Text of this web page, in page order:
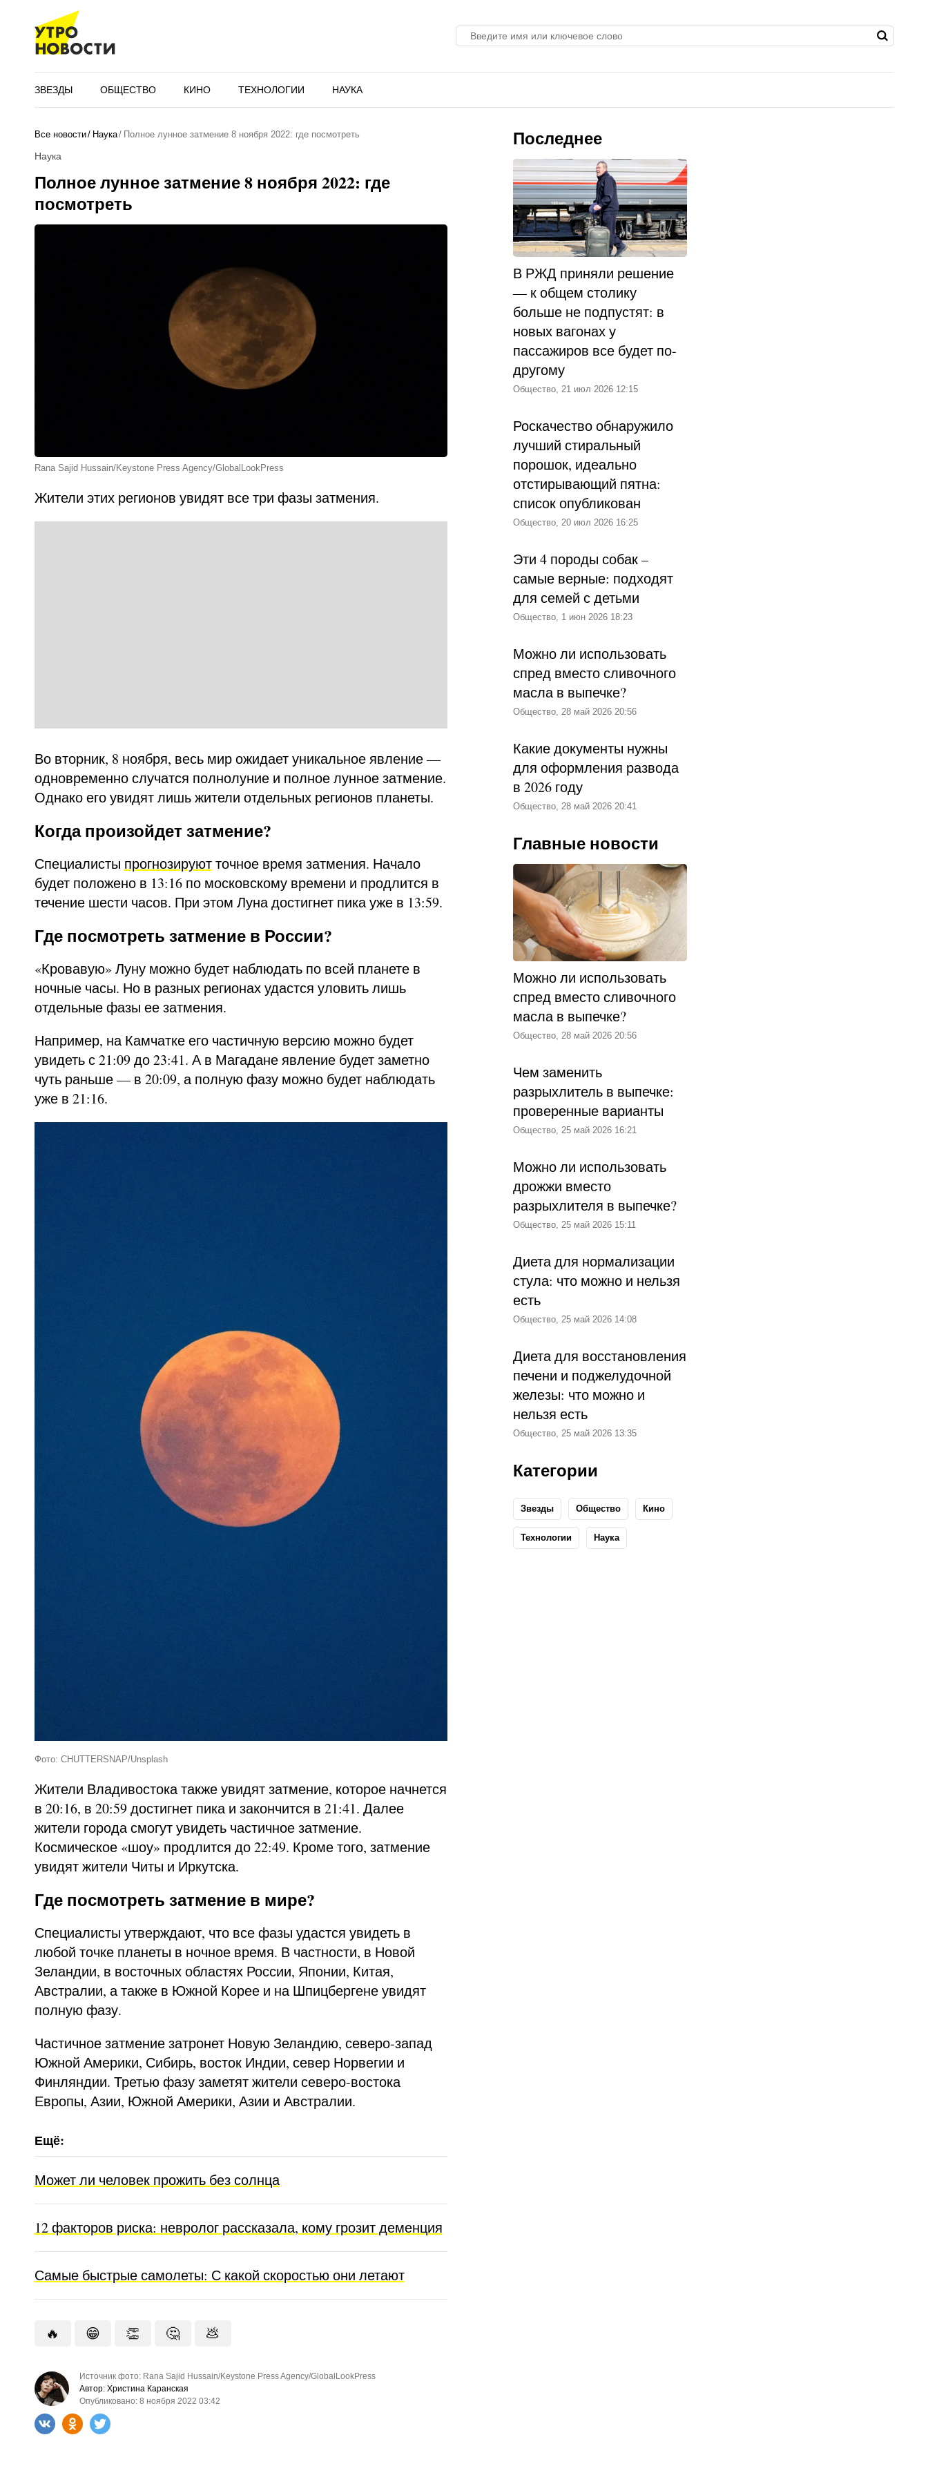
ЗВЕЗДЫ ОБЩЕСТВО КИНО ТЕХНОЛОГИИ НАУКА
Все новости Наука Полное лунное затмение 8 ноября 2022: где посмотреть
Наука
Полное лунное затмение 8 ноября 2022: где
посмотреть
Rana Sajid Hussain/Keystone Press Agency/GlobalLookPress
Жители этих регионов увидят все три фазы затмения.
Во вторник, 8 ноября, весь мир ожидает уникальное явление —
одновременно случатся полнолуние и полное лунное затмение.
Однако его увидят лишь жители отдельных регионов планеты.
Когда произойдет затмение?
Специалисты прогнозируютточное время затмения. Начало
будет положено в 13:16 по московскому времени и продлится в
течение шести часов. При этом Луна достигнет пика уже в 13:59.
Где посмотреть затмение в России?
«Кровавую» Луну можно будет наблюдать по всей планете в
ночные часы. Но в разных регионах удастся уловить лишь
отдельные фазы ее затмения.
Например, на Камчатке его частичную версию можно будет
увидеть с 21:09 до 23:41. А в Магадане явление будет заметно
чуть раньше — в 20:09, а полную фазу можно будет наблюдать
уже в 21:16.
Фото: CHUTTERSNAP/Unsplash
Жители Владивостока также увидят затмение, которое начнется
в 20:16, в 20:59 достигнет пика и закончится в 21:41. Далее
жители города смогут увидеть частичное затмение.
Космическое «шоу» продлится до 22:49. Кроме того, затмение
увидят жители Читы и Иркутска.
Где посмотреть затмение в мире?
Специалисты утверждают, что все фазы удастся увидеть в
любой точке планеты в ночное время. В частности, в Новой
Зеландии, в восточных областях России, Японии, Китая,
Австралии, а также в Южной Корее и на Шпицбергене увидят
полную фазу.
Частичное затмение затронет Новую Зеландию, северо-запад
Южной Америки, Сибирь, восток Индии, север Норвегии и
Финляндии. Третью фазу заметят жители северо-востока
Европы, Азии, Южной Америки, Азии и Австралии.
Может ли человек прожить без солнца
12 факторов риска: невролог рассказала, кому грозит деменция
Самые быстрые самолеты: С какой скоростью они летают
🔥 😁 👏 🤔 💩
Источник фото: Rana Sajid Hussain/Keystone Press Agency/GlobalLookPress
Автор: Христина Каранская
Опубликовано: 8 ноября 2022 03:42
Последнее
В РЖД приняли решение
— к общем столику
больше не подпустят: в
новых вагонах у
пассажиров все будет по-
другому
Общество, 21 июл 2026 12:15
Роскачество обнаружило
лучший стиральный
порошок, идеально
отстирывающий пятна:
список опубликован
Общество, 20 июл 2026 16:25
Эти 4 породы собак –
самые верные: подходят
для семей с детьми
Общество, 1 июн 2026 18:23
Можно ли использовать
спред вместо сливочного
масла в выпечке?
Общество, 28 май 2026 20:56
Какие документы нужны
для оформления развода
в 2026 году
Общество, 28 май 2026 20:41
Главные новости
Можно ли использовать
спред вместо сливочного
масла в выпечке?
Общество, 28 май 2026 20:56
Чем заменить
разрыхлитель в выпечке:
проверенные варианты
Общество, 25 май 2026 16:21
Можно ли использовать
дрожжи вместо
разрыхлителя в выпечке?
Общество, 25 май 2026 15:11
Диета для нормализации
стула: что можно и нельзя
есть
Общество, 25 май 2026 14:08
Диета для восстановления
печени и поджелудочной
железы: что можно и
нельзя есть
Общество, 25 май 2026 13:35
Категории
Звезды Общество Кино
Технологии Наука